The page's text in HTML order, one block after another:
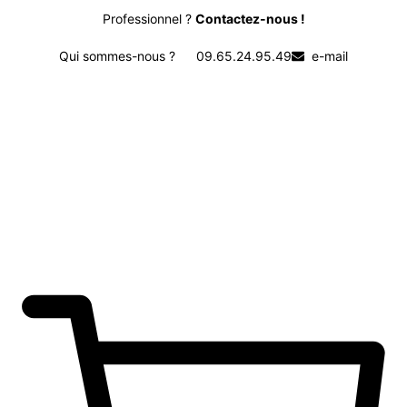
Professionnel ? Contactez-nous !
Qui sommes-nous ? 09.65.24.95.49 e-mail